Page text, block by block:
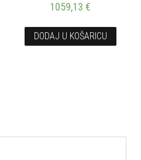
1059,13€
DODAJ U KOŠARICU